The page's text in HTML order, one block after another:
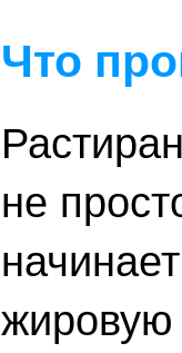
Что
не
жировую